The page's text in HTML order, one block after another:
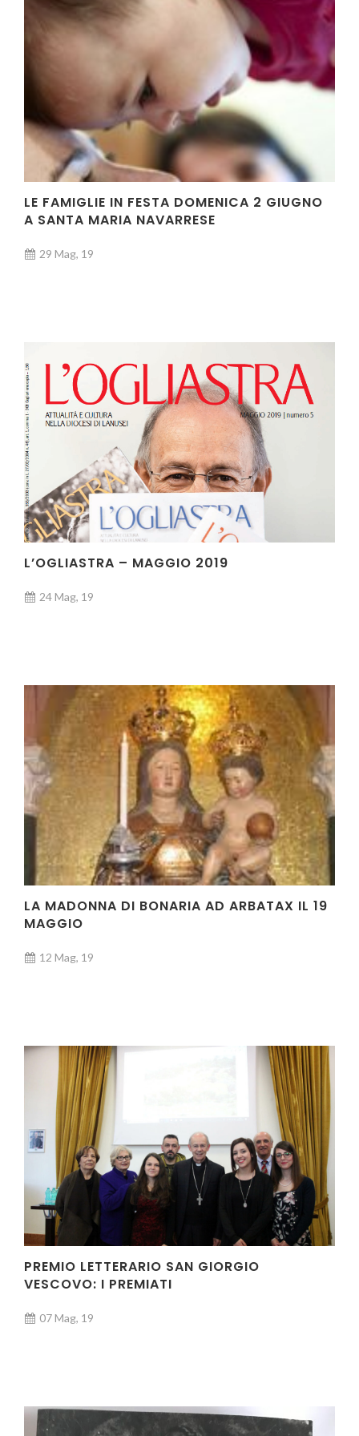
LE FAMIGLIE IN FESTA DOMENICA 2 GIUGNO
A SANTA MARIA NAVARRESE
29 Mag, 19
L’OGLIASTRA – MAGGIO 2019
24 Mag, 19
LA MADONNA DI BONARIA AD ARBATAX IL 19
MAGGIO
12 Mag, 19
PREMIO LETTERARIO SAN GIORGIO
VESCOVO: I PREMIATI
07 Mag, 19